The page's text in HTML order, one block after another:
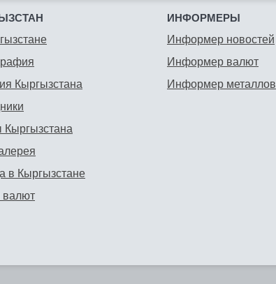
Кыргызстана
Кыргызстана
в Кыргызстане
валют
ИНФОРМЕРЫ
Информер новостей
Информер валют
Информер металлов